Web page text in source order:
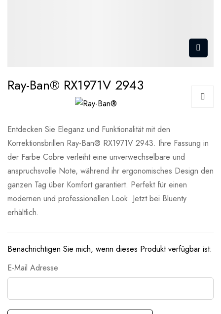
Ray-Ban® RX1971V 2943
Entdecken Sie Eleganz und Funktionalität mit den
Korrektionsbrillen Ray-Ban® RX1971V 2943. Ihre Fassung in
der Farbe Cobre verleiht eine unverwechselbare und
anspruchsvolle Note, während ihr ergonomisches Design den
ganzen Tag über Komfort garantiert. Perfekt für einen
modernen und professionellen Look. Jetzt bei Bluenty
erhältlich.
Benachrichtigen Sie mich, wenn dieses Produkt verfügbar ist:
E-Mail Adresse